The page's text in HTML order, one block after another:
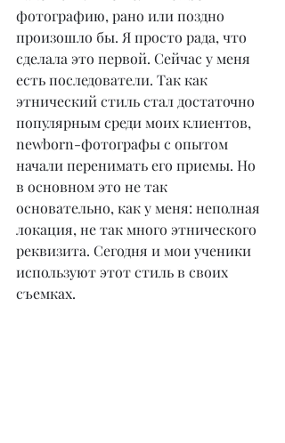
фотографию, рано или поздно
произошло бы. Я просто рада, что
сделала это первой. Сейчас у меня
есть последователи. Так как
этнический стиль стал достаточно
популярным среди моих клиентов,
newborn-фотографы с опытом
начали перенимать его приемы. Но
в основном это не так
основательно, как у меня: неполная
локация, не так много этнического
реквизита. Сегодня и мои ученики
используют этот стиль в своих
съемках.